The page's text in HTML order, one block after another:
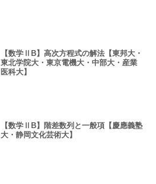
【数学ⅡB】高次方程式の解法【東邦大・
東北学院大・東京電機大・中部大・産業
医科大】
【数学ⅡB】階差数列と一般項【慶應義塾
大・静岡文化芸術大】